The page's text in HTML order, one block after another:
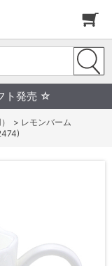
ト発売 ☆
> レモンバーム